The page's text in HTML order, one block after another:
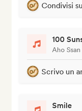
Condivisi
100
Aho Ssan
Scrivo un
Smile